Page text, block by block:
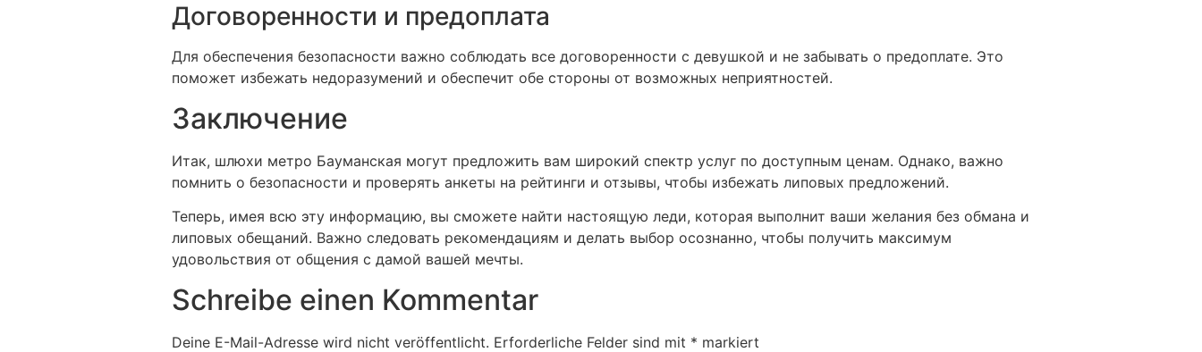
Договоренности и предоплата
Для обеспечения безопасности важно соблюдать все договоренности с девушкой и не забывать о предоплате. Это
поможет избежать недоразумений и обеспечит обе стороны от возможных неприятностей.
Заключение
Итак, шлюхи метро Бауманская могут предложить вам широкий спектр услуг по доступным ценам. Однако, важно
помнить о безопасности и проверять анкеты на рейтинги и отзывы, чтобы избежать липовых предложений.
Теперь, имея всю эту информацию, вы сможете найти настоящую леди, которая выполнит ваши желания без обмана и
липовых обещаний. Важно следовать рекомендациям и делать выбор осознанно, чтобы получить максимум
удовольствия от общения с дамой вашей мечты.
Schreibe einen Kommentar
Deine E-Mail-Adresse wird nicht veröffentlicht. Erforderliche Felder sind mit * markiert